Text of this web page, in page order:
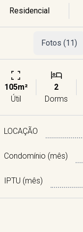
Residencial
Fotos (11)
105m²
Útil
2
Dorms
LOCAÇÃO
Condomínio (mês)
IPTU (mês)